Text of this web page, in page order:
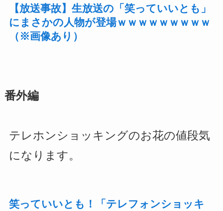
【放送事故】生放送の「笑っていいとも」
にまさかの人物が登場ｗｗｗｗｗｗｗｗｗ
（※画像あり）
番外編
テレホンショッキングのお花の値段気
になります。
笑っていいとも！「テレフォンショッキ